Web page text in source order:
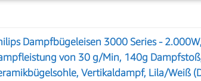
Dampfbügeleisen 3000 Series -
von 30 g/Min, 140g
Vertikaldampf, Lila/Weiß